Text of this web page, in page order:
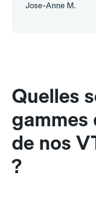
Jose-Anne M.
Quelles
gammes
de nos
?